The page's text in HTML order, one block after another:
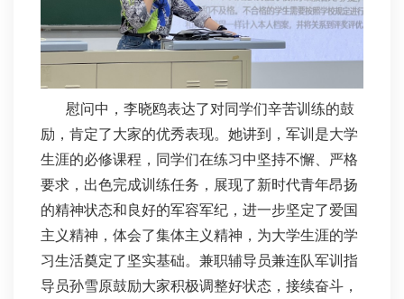
慰问中，李晓鸥表达了对同学们辛苦训练的鼓
励，肯定了大家的优秀表现。她讲到，军训是大学
生涯的必修课程，同学们在练习中坚持不懈、严格
要求，出色完成训练任务，展现了新时代青年昂扬
的精神状态和良好的军容军纪，进一步坚定了爱国
主义精神，体会了集体主义精神，为大学生涯的学
习生活奠定了坚实基础。兼职辅导员兼连队军训指
导员孙雪原鼓励大家积极调整好状态，接续奋斗，